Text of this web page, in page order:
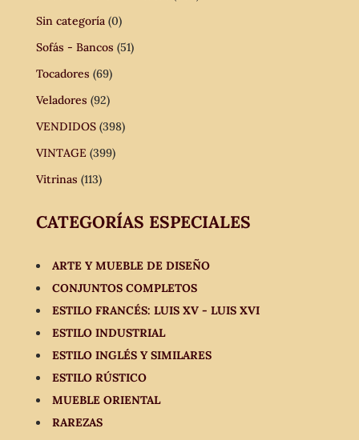
Sin categoría (0)
Sofás - Bancos (51)
Tocadores (69)
Veladores (92)
VENDIDOS (398)
VINTAGE (399)
Vitrinas (113)
CATEGORÍAS ESPECIALES
ARTE Y MUEBLE DE DISEÑO
CONJUNTOS COMPLETOS
ESTILO FRANCÉS: LUIS XV - LUIS XVI
ESTILO INDUSTRIAL
ESTILO INGLÉS Y SIMILARES
ESTILO RÚSTICO
MUEBLE ORIENTAL
RAREZAS